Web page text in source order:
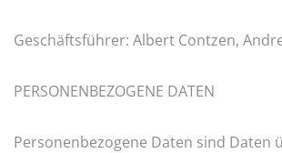
Geschäftsführer: Albert Contzen,
PERSONENBEZOGENE DATEN
Personenbezogene Daten sind Daten